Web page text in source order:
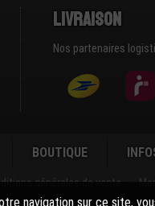
Livraison
Nos partenaires
BOUTIQUE
générales de vente
navigation sur ce site,